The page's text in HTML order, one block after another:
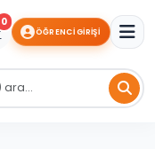
0
ÖĞRENCI GIRIŞI